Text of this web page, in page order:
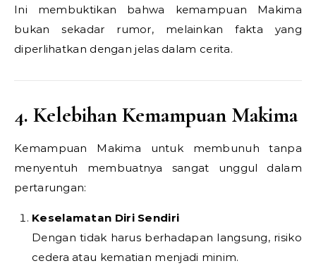
Ini membuktikan bahwa kemampuan Makima
bukan sekadar rumor, melainkan fakta yang
diperlihatkan dengan jelas dalam cerita.
4. Kelebihan Kemampuan Makima
Kemampuan Makima untuk membunuh tanpa
menyentuh membuatnya sangat unggul dalam
pertarungan:
Keselamatan Diri Sendiri
Dengan tidak harus berhadapan langsung, risiko
cedera atau kematian menjadi minim.